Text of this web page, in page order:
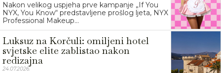
Nakon velikog uspjeha prve kampanje „If You
NYX, You Know“ predstavljene prošlog ljeta, NYX
Professional Makeup...
Luksuz na Korčuli: omiljeni hotel
svjetske elite zablistao nakon
redizajna
24.07.2026.